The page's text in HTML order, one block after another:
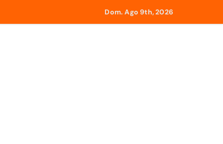
Eléctricos
lluvia
Dom. Ago 9th, 2026